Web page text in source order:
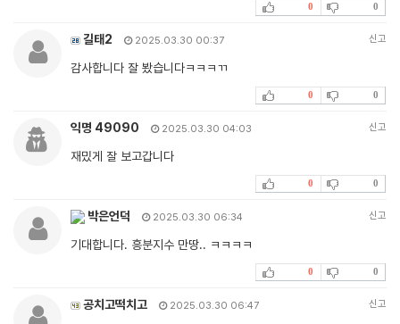
0 0
길태2 2025.03.30 00:37 신고
감사합니다 잘 봤습니다ㅋㅋㅋㄲ
0 0
익명 49090 2025.03.30 04:03 신고
재밌게 잘 보고갑니다
0 0
박은언덕 2025.03.30 06:34 신고
기대합니다. 흥분지수 만땅.. ㅋㅋㅋㅋ
0 0
공치고떡치고 2025.03.30 06:47 신고